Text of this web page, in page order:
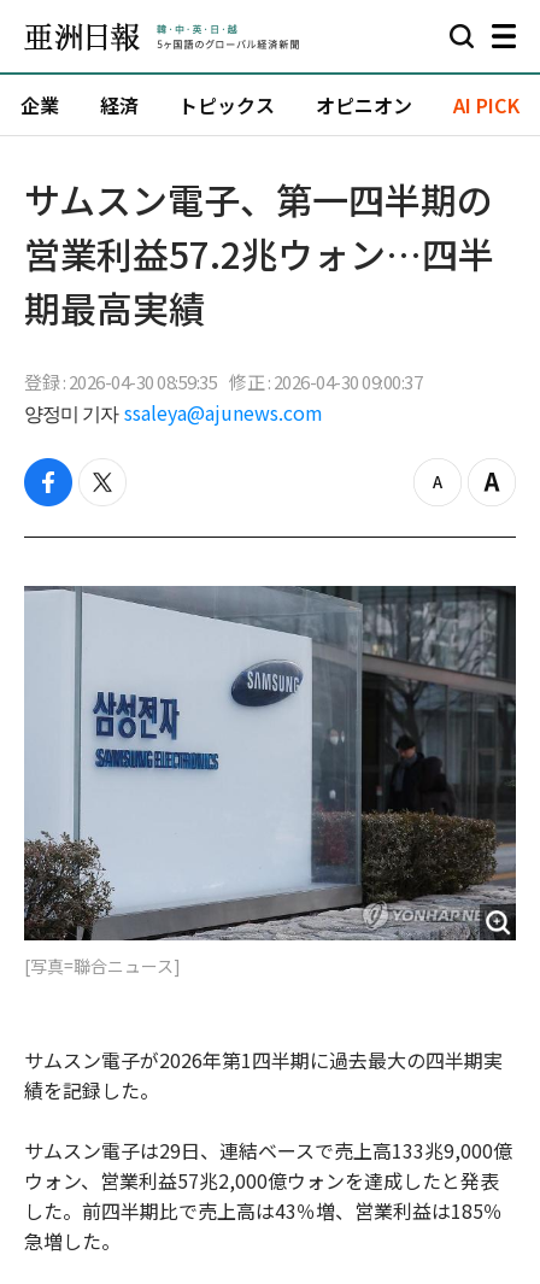
企業 経済 トピックス オピニオン AI PICK
サムスン電子、第一四半期の
営業利益57.2兆ウォン…四半
期最高実績
登録 : 2026-04-30 08:59:35 修正 : 2026-04-30 09:00:37
양정미 기자 ssaleya@ajunews.com
f
c
b
t
i
t
z
o
o
u
t
Z
o
i
n
[写真=聯合ニュース]
サムスン電子が2026年第1四半期に過去最大の四半期実
績を記録した。
サムスン電子は29日、連結ベースで売上高133兆9,000億
ウォン、営業利益57兆2,000億ウォンを達成したと発表
した。前四半期比で売上高は43％増、営業利益は185％
急増した。